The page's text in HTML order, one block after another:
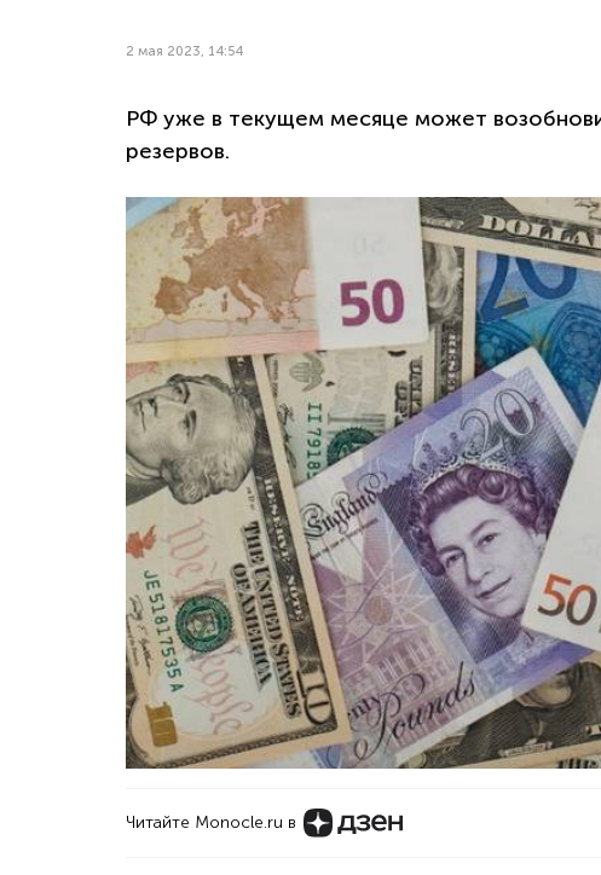
2 мая 2023, 14:54
РФ уже в текущем месяце может
резервов.
Читайте Monocle.ru в